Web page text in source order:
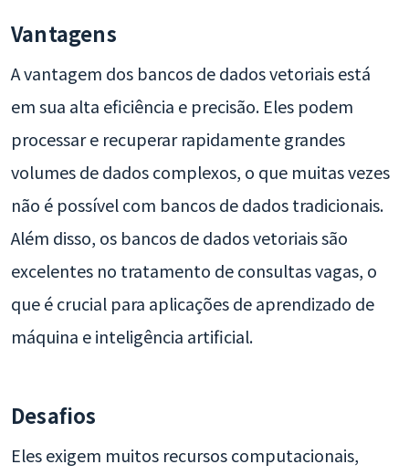
Vantagens
A vantagem dos bancos de dados vetoriais está
em sua alta eficiência e precisão. Eles podem
processar e recuperar rapidamente grandes
volumes de dados complexos, o que muitas vezes
não é possível com bancos de dados tradicionais.
Além disso, os bancos de dados vetoriais são
excelentes no tratamento de consultas vagas, o
que é crucial para aplicações de aprendizado de
máquina e inteligência artificial.
Desafios
Eles exigem muitos recursos computacionais,